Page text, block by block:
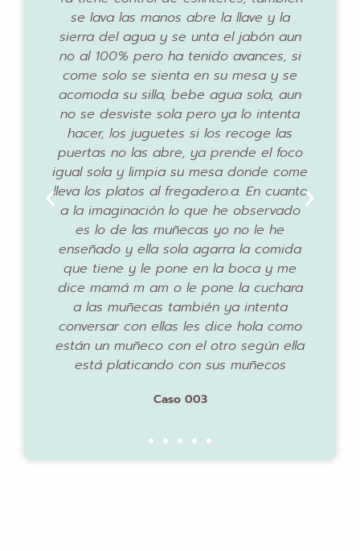
se lava las manos abre la llave y la
sierra del agua y se unta el jabón aun
no al 100% pero ha tenido avances, si
come solo se sienta en su mesa y se
acomoda su silla, bebe agua sola, aun
no se desviste sola pero ya lo intenta
hacer, los juguetes si los recoge las
puertas no las abre, ya prende el foco
igual sola y limpia su mesa donde come
lleva los platos al fregadero.a. En cuanto
a la imaginación lo que he observado
es lo de las muñecas yo no le he
enseñado y ella sola agarra la comida
que tiene y le pone en la boca y me
dice mamá m am o le pone la cuchara
a las muñecas también ya intenta
conversar con ellas les dice hola como
están un muñeco con el otro según ella
está platicando con sus muñecos
Caso 003